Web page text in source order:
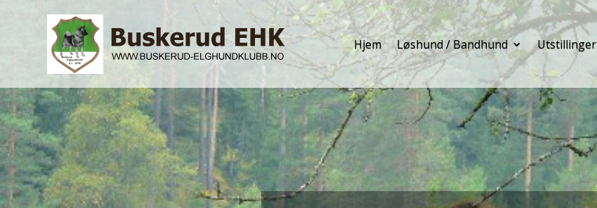
Hjem Løshund / Bandhund Utstillinger